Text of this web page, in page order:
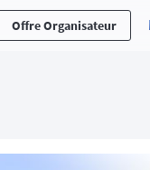
Offre Organisateur